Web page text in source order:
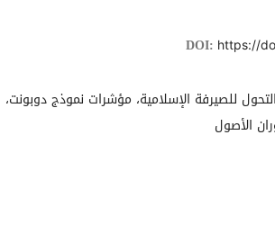
DOI: https://
التحول للصيرفة الإسلامية، مؤشرات نموذج دوبونت،
الأصول